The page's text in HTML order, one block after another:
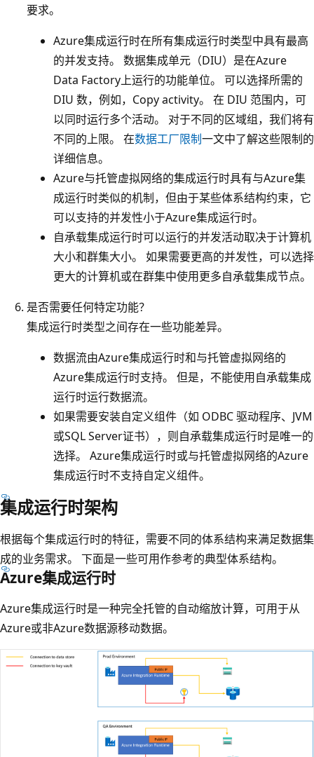
要求。
Azure集成运行时在所有集成运行时类型中具有最高
的并发支持。 数据集成单元（DIU）是在Azure
Data Factory上运行的功能单位。 可以选择所需的
DIU 数，例如，Copy activity。 在 DIU 范围内，可
以同时运行多个活动。 对于不同的区域组，我们将有
不同的上限。 在数据工厂限制一文中了解这些限制的
详细信息。
Azure与托管虚拟网络的集成运行时具有与Azure集
成运行时类似的机制，但由于某些体系结构约束，它
可以支持的并发性小于Azure集成运行时。
自承载集成运行时可以运行的并发活动取决于计算机
大小和群集大小。 如果需要更高的并发性，可以选择
更大的计算机或在群集中使用更多自承载集成节点。
是否需要任何特定功能？
集成运行时类型之间存在一些功能差异。
数据流由Azure集成运行时和与托管虚拟网络的
Azure集成运行时支持。 但是，不能使用自承载集成
运行时运行数据流。
如果需要安装自定义组件（如 ODBC 驱动程序、JVM
或SQL Server证书），则自承载集成运行时是唯一的
选择。 Azure集成运行时或与托管虚拟网络的Azure
集成运行时不支持自定义组件。
集成运行时架构
根据每个集成运行时的特征，需要不同的体系结构来满足数据集
成的业务需求。 下面是一些可用作参考的典型体系结构。
Azure集成运行时
Azure集成运行时是一种完全托管的自动缩放计算，可用于从
Azure或非Azure数据源移动数据。